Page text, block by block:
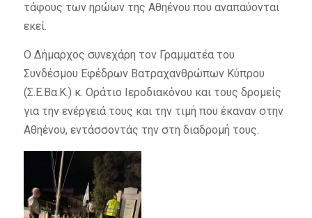
τάφους των ηρώων της Αθηένου που αναπαύονται
εκεί.
Ο Δήμαρχος συνεχάρη τον Γραμματέα του
Συνδέσμου Εφέδρων Βατραχανθρώπων Κύπρου
(Σ.Ε.Βα.Κ.) κ. Οράτιο Ιεροδιακόνου και τους δρομείς
για την ενέργειά τους και την τιμή που έκαναν στην
Αθηένου, εντάσσοντάς την στη διαδρομή τους.